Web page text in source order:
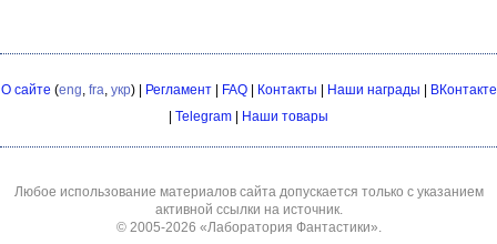
О сайте (eng, fra, укр) | Регламент| FAQ| Контакты Наши награды
ВКонтакте
Telegram Наши товары
Любое использование материалов сайта допускается только с указанием
активной ссылки на источник.
© 2005-2026 «Лаборатория Фантастики».